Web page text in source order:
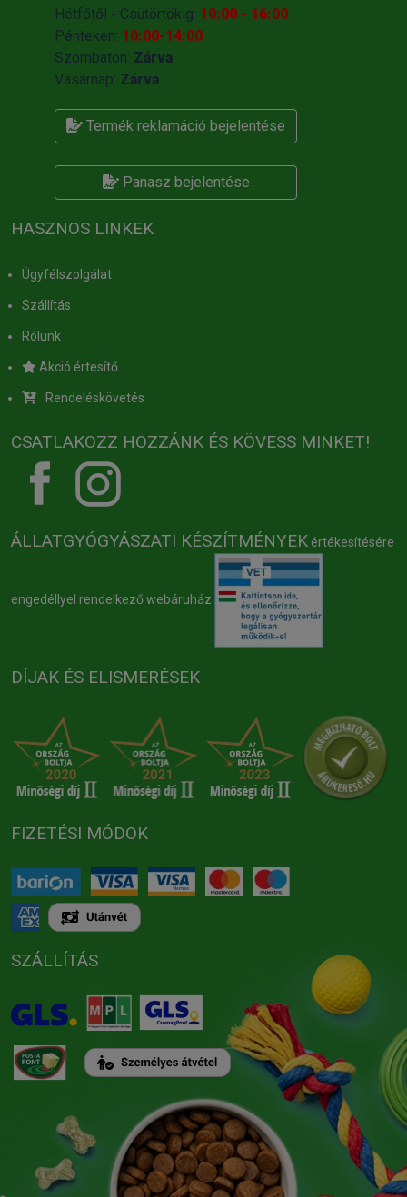
Hétfőtől - Csütörtökig: 10:00 - 16:00
Pénteken: 10:00-14:00
Szombaton: Zárva
Vasárnap: Zárva
Termék reklamáció bejelentése
Panasz bejelentése
HASZNOS LINKEK
Ügyfélszolgálat
Szállítás
Rólunk
Akció értesítő
Rendeléskövetés
CSATLAKOZZ HOZZÁNK ÉS KÖVESS MINKET!
ÁLLATGYÓGYÁSZATI KÉSZÍTMÉNYEK értékesítésére
engedéllyel rendelkező webáruház
DÍJAK ÉS ELISMERÉSEK
FIZETÉSI MÓDOK
SZÁLLÍTÁS